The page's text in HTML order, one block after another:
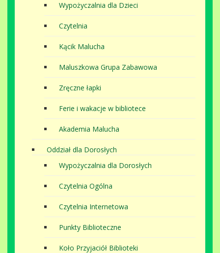
Wypożyczalnia dla Dzieci
Czytelnia
Kącik Malucha
Maluszkowa Grupa Zabawowa
Zręczne łapki
Ferie i wakacje w bibliotece
Akademia Malucha
Oddział dla Dorosłych
Wypożyczalnia dla Dorosłych
Czytelnia Ogólna
Czytelnia Internetowa
Punkty Biblioteczne
Koło Przyjaciół Biblioteki